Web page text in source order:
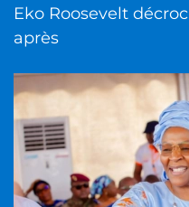
Eko Roosevelt
après